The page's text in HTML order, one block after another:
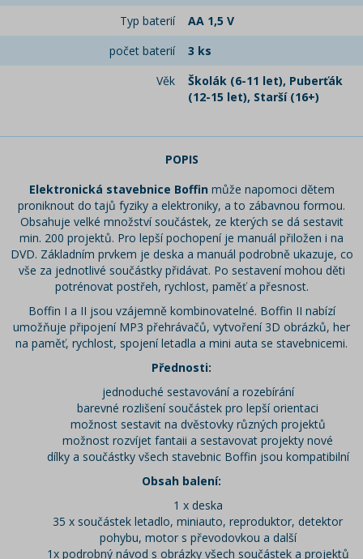
Typ baterií
AA 1,5 V
počet baterií
3 ks
Věk
Školák (6-11 let), Puberťák
(12-15 let), Starší (16+)
POPIS
Elektronická stavebnice Boffinmůže napomoci dětem
proniknout do tajů fyziky a elektroniky, a to zábavnou formou.
Obsahuje velké množství součástek, ze kterých se dá sestavit
min. 200 projektů. Pro lepší pochopení je manuál přiložen i na
DVD. Základním prvkem je deska a manuál podrobně ukazuje, co
vše za jednotlivé součástky přidávat. Po sestavení mohou děti
potrénovat postřeh, rychlost, paměť a přesnost.
Boffin I a II jsou vzájemně kombinovatelné. Boffin II nabízí
umožňuje připojení MP3 přehrávačů, vytvoření 3D obrázků, her
na paměť, rychlost, spojení letadla a mini auta se stavebnicemi.
Přednosti:
jednoduché sestavování a rozebírání
barevné rozlišení součástek pro lepší orientaci
možnost sestavit na dvěstovky různých projektů
možnost rozvíjet fantaii a sestavovat projekty nové
dílky a součástky všech stavebnic Boffin jsou kompatibilní
Obsah balení:
1 x deska
35 x součástek letadlo, miniauto, reproduktor, detektor
pohybu, motor s převodovkou a další
1x podrobný návod s obrázky všech součástek a projektů